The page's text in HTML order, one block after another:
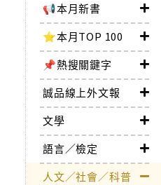
📢本月新書
⭐本月TOP 100
📌熱搜關鍵字
誠品線上外文報
文學
語言／檢定
人文／社會／科普